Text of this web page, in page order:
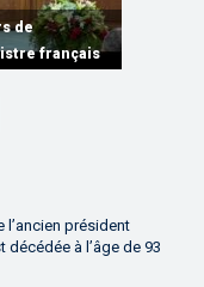
et de
de
français
France |
l’ancien président
à l’âge de 93